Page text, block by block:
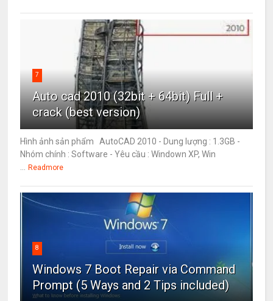
7
Auto cad 2010 (32bit + 64bit) Full +
crack (best version)
Hình ảnh sản phẩm AutoCAD 2010 - Dung lượng : 1.3GB -
Nhóm chính : Software - Yêu cầu : Windown XP, Win
... Readmore
8
Windows 7 Boot Repair via Command
Prompt (5 Ways and 2 Tips included)